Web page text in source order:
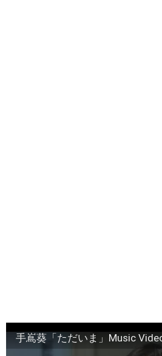
手嶌葵「ただいま」Music